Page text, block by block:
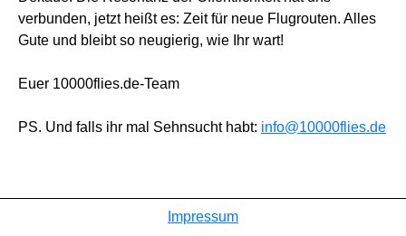
verbunden, jetzt heißt es: Zeit für neue Flugrouten. Alles
Gute und bleibt so neugierig, wie Ihr wart!
Euer 10000flies.de-Team
PS. Und falls ihr mal Sehnsucht habt: info@10000flies.de
Impressum